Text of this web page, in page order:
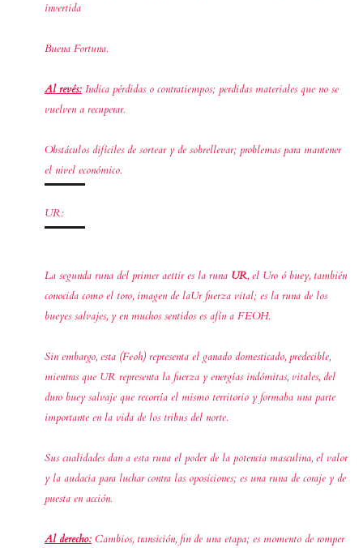
invertida
Buena Fortuna.
Al revés: Indica pérdidas o contratiempos; perdidas materiales que no se
vuelven a recuperar.
Obstáculos difíciles de sortear y de sobrellevar; problemas para mantener
el nivel económico.
UR:
La segunda runa del primer aettir es la runa UR, el Uro ó buey, también
conocida como el toro, imagen de laUr fuerza vital; es la runa de los
bueyes salvajes, y en muchos sentidos es afín a FEOH.
Sin embargo, esta (Feoh) representa el ganado domesticado, predecible,
mientras que UR representa la fuerza y energías indómitas, vitales, del
duro buey salvaje que recorría el mismo territorio y formaba una parte
importante en la vida de los tribus del norte.
Sus cualidades dan a esta runa el poder de la potencia masculina, el valor
y la audacia para luchar contra las oposiciones; es una runa de coraje y de
puesta en acción.
Al derecho: Cambios, transición, fin de una etapa; es momento de romper